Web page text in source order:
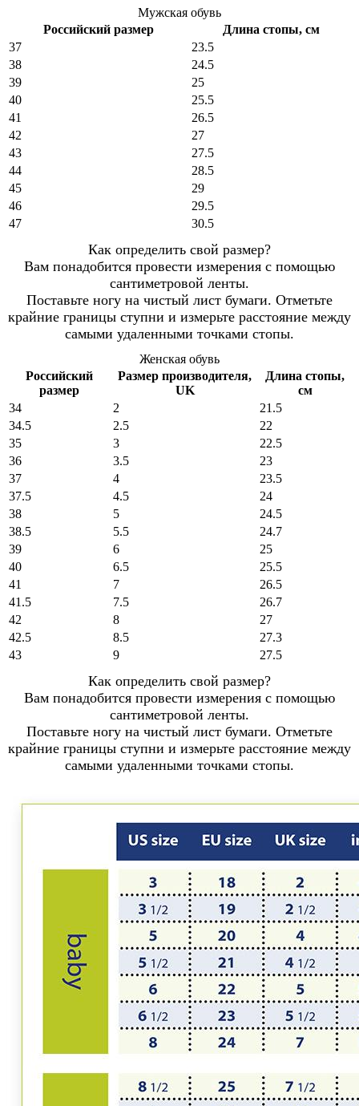
Мужская обувь
Российский размер
Длина стопы, см
37
23.5
38
24.5
39
25
40
25.5
41
26.5
42
27
43
27.5
44
28.5
45
29
46
29.5
47
30.5
Как определить свой размер?
Вам понадобится провести измерения с помощью
сантиметровой ленты.
Поставьте ногу на чистый лист бумаги. Отметьте
крайние границы ступни и измерьте расстояние между
самыми удаленными точками стопы.
Женская обувь
Российский
размер
Размер производителя,
UK
Длина стопы,
см
34
2
21.5
34.5
2.5
22
35
3
22.5
36
3.5
23
37
4
23.5
37.5
4.5
24
38
5
24.5
38.5
5.5
24.7
39
6
25
40
6.5
25.5
41
7
26.5
41.5
7.5
26.7
42
8
27
42.5
8.5
27.3
43
9 27.5
Как определить свой размер?
Вам понадобится провести измерения с помощью
сантиметровой ленты.
Поставьте ногу на чистый лист бумаги. Отметьте
крайние границы ступни и измерьте расстояние между
самыми удаленными точками стопы.